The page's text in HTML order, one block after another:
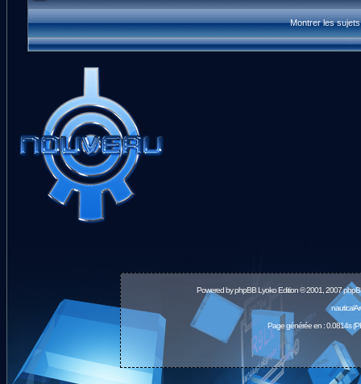
Montrer les
Powered byphpBBLyoko Edition © 2001, 2007
Page générée en : 0.0814s